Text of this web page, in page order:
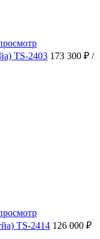
TS-2403 173 300 ₽ /
TS-2414 126 000 ₽